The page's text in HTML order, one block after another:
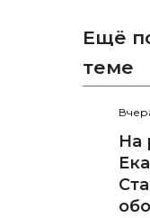
Ещё
теме
На